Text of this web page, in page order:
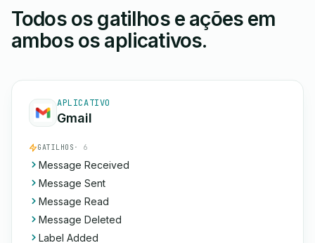
Todos os gatilhos e ações em
ambos os aplicativos.
APLICATIVO
Gmail
GATILHOS · 6
Message Received
Message Sent
Message Read
Message Deleted
Label Added